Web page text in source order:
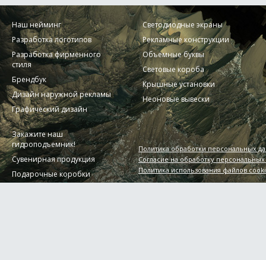
Наш нейминг
Разработка логотипов
Разработка фирменного
стиля
Брендбук
Дизайн наружной рекламы
Графический дизайн
Светодиодные экраны
Рекламные конструкции
Объемные буквы
Световые короба
Крышные установки
Неоновые вывески
Закажите наш
гидроподъемник!
Сувенирная продукция
Подарочные коробки
Политика обработки персональных
Согласие на обработку
Политика использования файлов